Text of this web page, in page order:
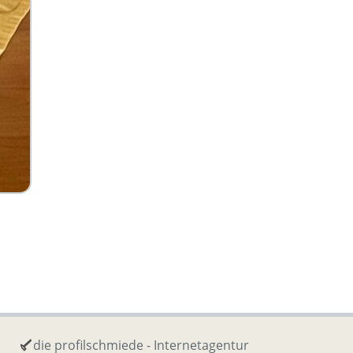
die profilschmiede - Internetagentur